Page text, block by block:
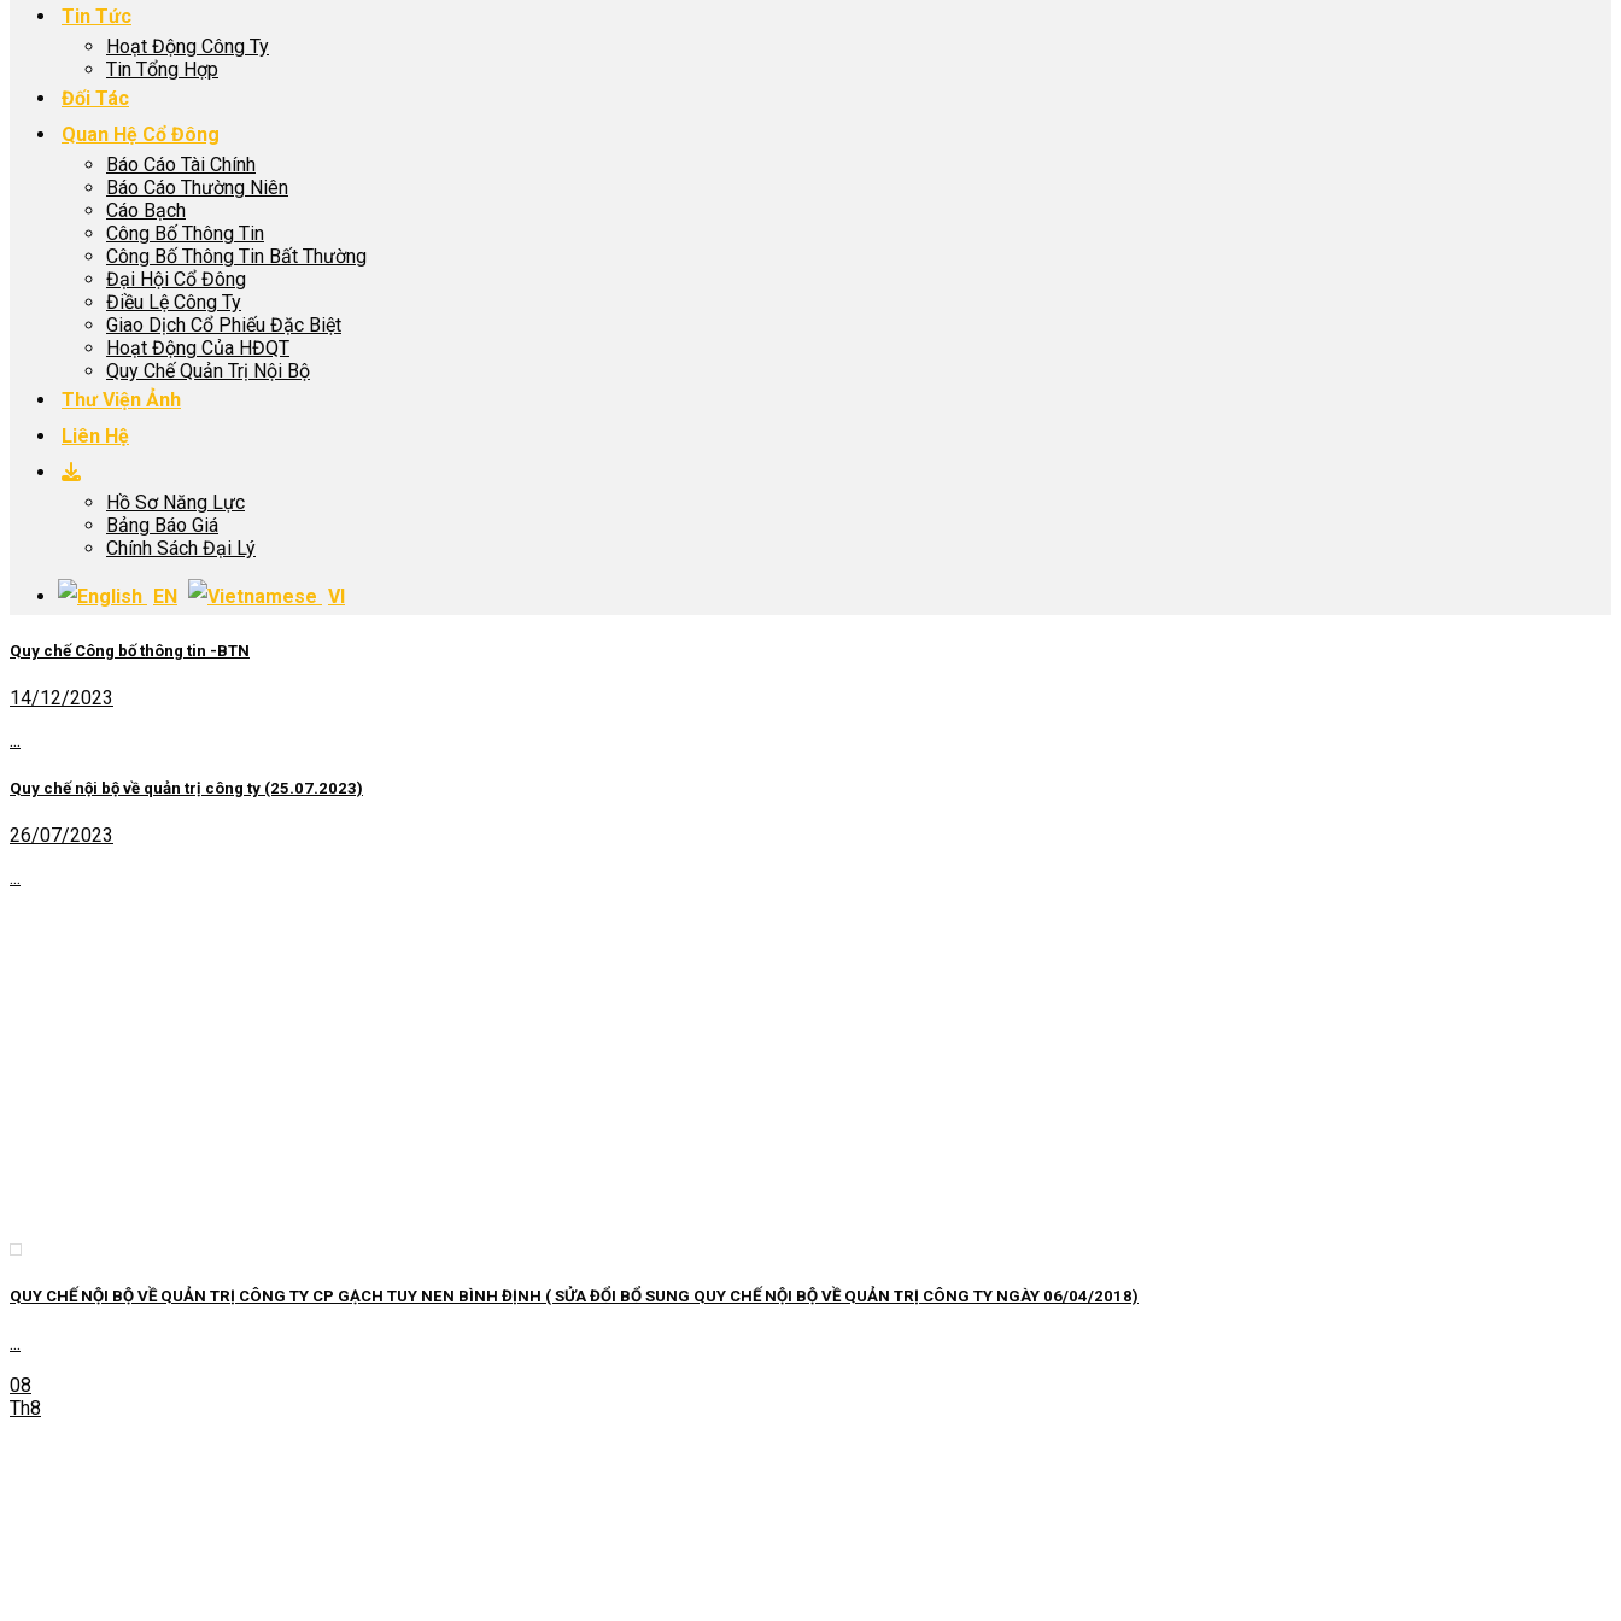
Tin Tức
Hoạt Động Công Ty
Tin Tổng Hợp
Đối Tác
Quan Hệ Cổ Đông
Báo Cáo Tài Chính
Báo Cáo Thường Niên
Cáo Bạch
Công Bố Thông Tin
Công Bố Thông Tin Bất Thường
Đại Hội Cổ Đông
Điều Lệ Công Ty
Giao Dịch Cổ Phiếu Đặc Biệt
Hoạt Động Của HĐQT
Quy Chế Quản Trị Nội Bộ
Thư Viện Ảnh
Liên Hệ
Hồ Sơ Năng Lực
Bảng Báo Giá
Chính Sách Đại Lý
EN VI
Quy chế Công bố thông tin -BTN
14/12/2023
...
Quy chế nội bộ về quản trị công ty (25.07.2023)
26/07/2023
...
QUY CHẾ NỘI BỘ VỀ QUẢN TRỊ CÔNG TY CP GẠCH TUY NEN BÌNH ĐỊNH ( SỬA ĐỔI BỔ SUNG QUY CHẾ NỘI BỘ VỀ QUẢN TRỊ CÔNG TY NGÀY 06/04/2018)
...
08
Th8